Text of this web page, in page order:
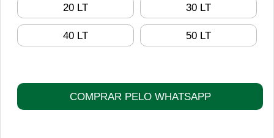
20 LT 30 LT
40 LT 50 LT
COMPRAR PELO WHATSAPP